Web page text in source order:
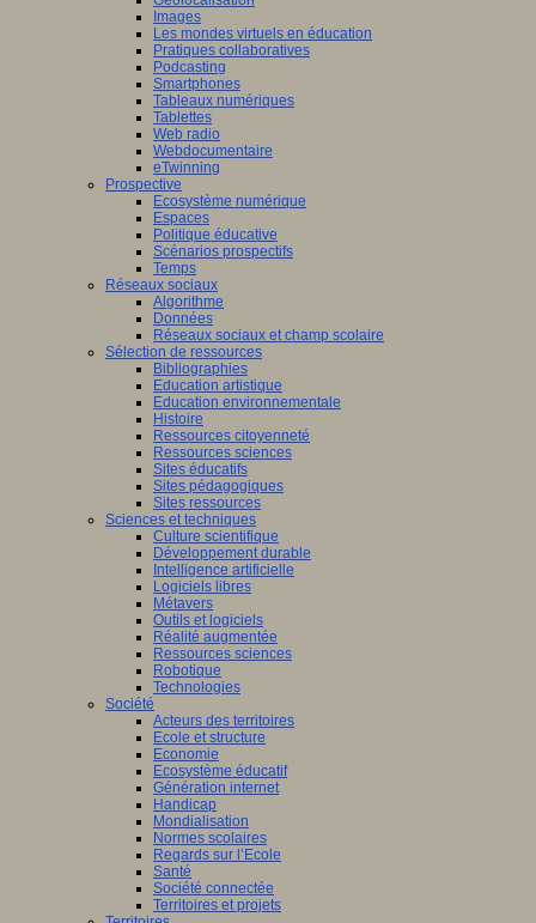
Images
Les mondes virtuels en éducation
Pratiques collaboratives
Podcasting
Smartphones
Tableaux numériques
Tablettes
Web radio
Webdocumentaire
eTwinning
Prospective
Ecosystème numérique
Espaces
Politique éducative
Scénarios prospectifs
Temps
Réseaux sociaux
Algorithme
Données
Réseaux sociaux et champ scolaire
Sélection de ressources
Bibliographies
Education artistique
Education environnementale
Histoire
Ressources citoyenneté
Ressources sciences
Sites éducatifs
Sites pédagogiques
Sites ressources
Sciences et techniques
Culture scientifique
Développement durable
Intelligence artificielle
Logiciels libres
Métavers
Outils et logiciels
Réalité augmentée
Ressources sciences
Robotique
Technologies
Société
Acteurs des territoires
Ecole et structure
Economie
Ecosystème éducatif
Génération internet
Handicap
Mondialisation
Normes scolaires
Regards sur l’Ecole
Santé
Société connectée
Territoires et projets